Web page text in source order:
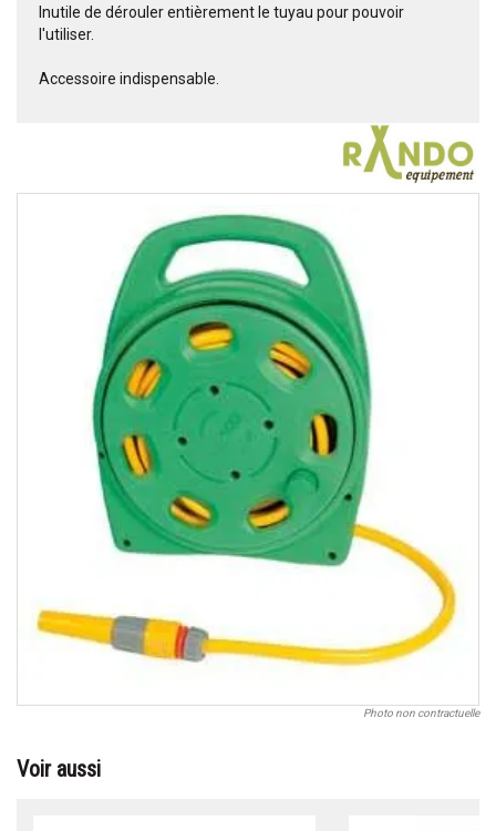
Inutile de dérouler entièrement le tuyau pour pouvoir
l'utiliser.
Accessoire indispensable.
Photo non contractuelle
Voir aussi